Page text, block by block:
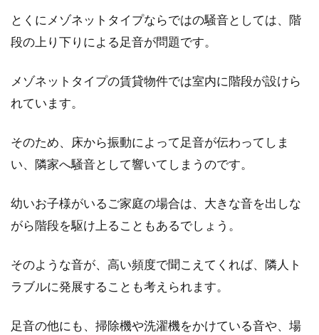
をつけたいと思われた方も多いのではないでし
方や注意したいことは？
など、枕木の使用方法は実に多彩です。最近で
は外...
木造住宅を建てるなら！土台に使う
とくにメゾネットタイプならではの騒音としては、階
段の上り下りによる足音が問題です。
メゾネットタイプの賃貸物件では室内に階段が設けら
れています。
そのため、床から振動によって足音が伝わってしま
い、隣家へ騒音として響いてしまうのです。
幼いお子様がいるご家庭の場合は、大きな音を出しな
がら階段を駆け上ることもあるでしょう。
そのような音が、高い頻度で聞こえてくれば、隣人ト
ラブルに発展することも考えられます。
足音の他にも、掃除機や洗濯機をかけている音や、場